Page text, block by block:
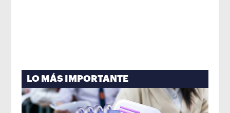
LO MÁS IMPORTANTE